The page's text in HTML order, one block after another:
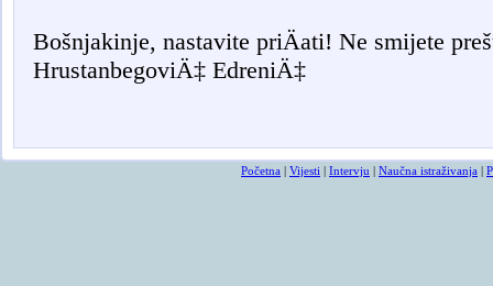
Bošnjakinje, nastavite priÄati! Ne smijete
HrustanbegoviÄ‡ EdreniÄ‡
Početna Vijesti Intervju Naučna istraživanja